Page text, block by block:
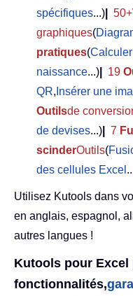
spécifiques...) 50+
graphiques(
pratiques(
naissance...) 19
QR, Insérer une
Outilsde
de devises...) 7
scinderOutils(
des cellules Excel
Utilisez Kutools dans
en anglais, espagnol,
autres langues !
Kutools pour Excel
fonctionnalités,